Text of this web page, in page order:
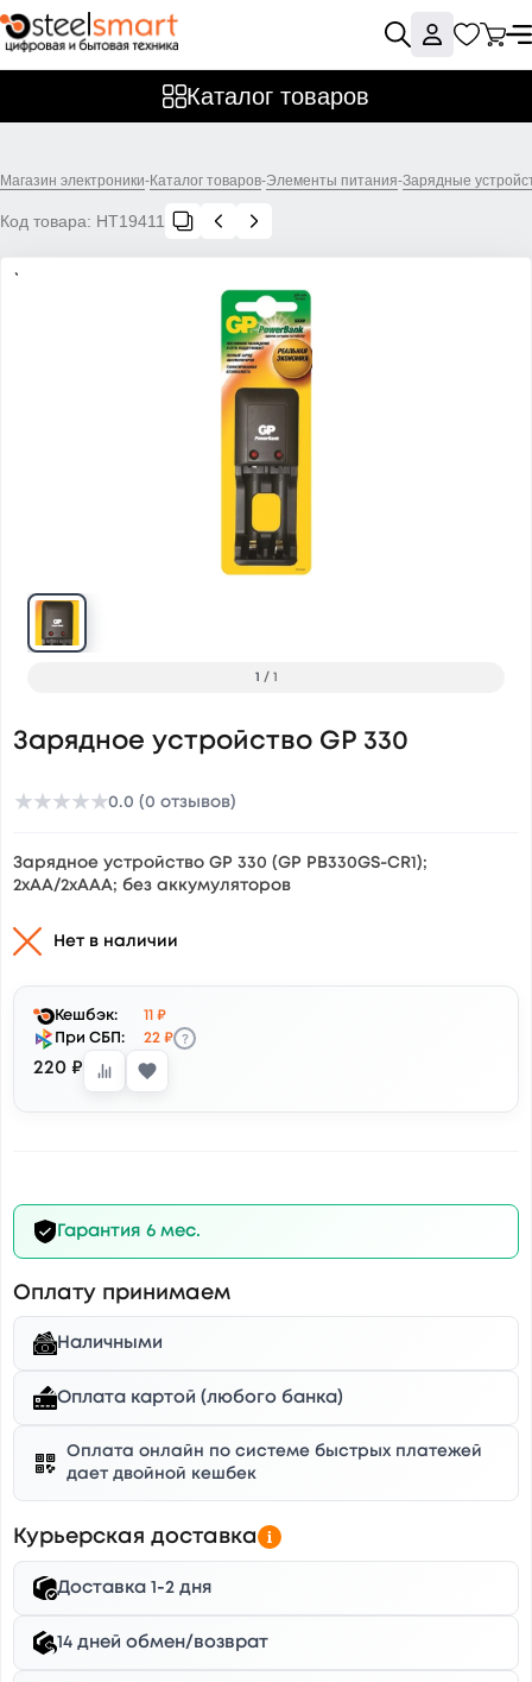
Каталог товаров
Магазин электроники-Каталог товаров-Элементы питания-Зарядные
Код товара: НТ19411
1 / 1
Зарядное устройство GP 330
★★★★★0.0 (0 отзывов)
Зарядное устройство GP 330 (GP PB330GS-CR1);
2xAA/2xAAA; без аккумуляторов
Нет в наличии
Кешбэк:
11 ₽
При СБП:
22 ₽ ?
220 ₽
Гарантия 6 мес.
Оплату принимаем
Наличными
Оплата картой (любого банка)
Оплата онлайн по системе быстрых платежей
дает двойной кешбек
Курьерская доставка
Доставка 1-2 дня
14 дней обмен/возврат